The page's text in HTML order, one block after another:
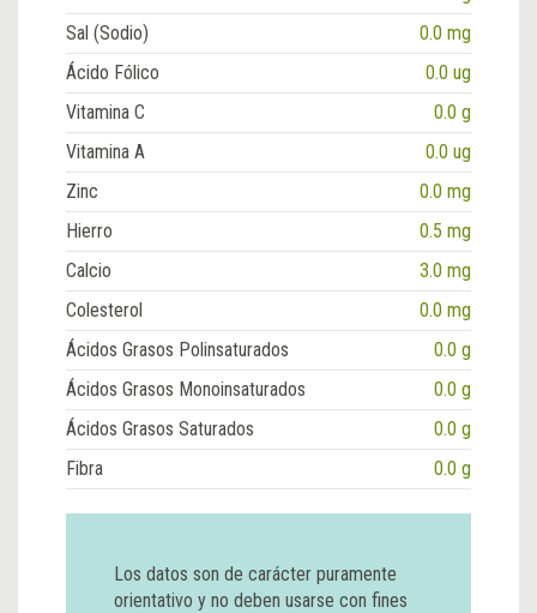
Sal (Sodio)
0.0 mg
Ácido Fólico
0.0 ug
Vitamina C
0.0 g
Vitamina A
0.0 ug
Zinc
0.0 mg
Hierro
0.5 mg
Calcio
3.0 mg
Colesterol
0.0 mg
Ácidos Grasos Polinsaturados
0.0 g
Ácidos Grasos Monoinsaturados
0.0 g
Ácidos Grasos Saturados
0.0 g
Fibra
0.0 g
Los datos son de carácter puramente
orientativo y no deben usarse con fines